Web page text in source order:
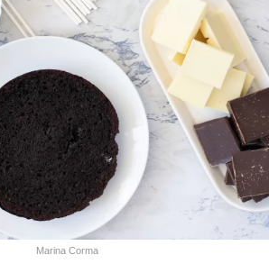
Marina Corma